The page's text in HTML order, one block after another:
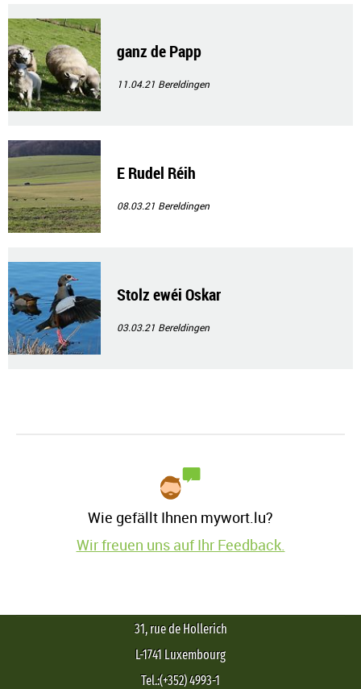
ganz de Papp
11.04.21 Bereldingen
E Rudel Réih
08.03.21 Bereldingen
Stolz ewéi Oskar
03.03.21 Bereldingen
Wie gefällt Ihnen mywort.lu?
Wir freuen uns auf Ihr Feedback.
31, rue de Hollerich
L-1741 Luxembourg
Tel.:(+352) 4993-1